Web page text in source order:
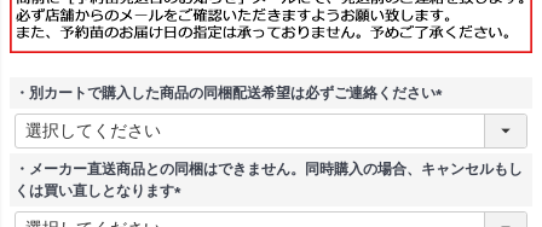
・別カートで購入した商品の同梱配送希望は必ずご連絡ください
(
須
・メーカー直送商品との同梱はできません。同時購入の場合、キャンセルもし
くは買い直しとなります
(